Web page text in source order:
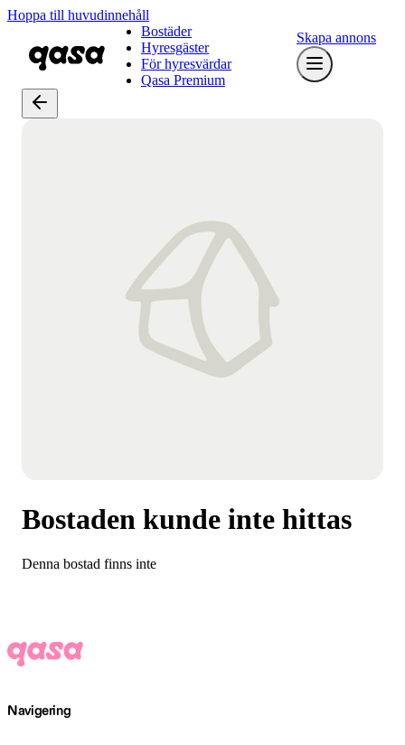
Hoppa till huvudinnehåll
Bostäder
Hyresgäster
För hyresvärdar
Qasa Premium
Skapa annons
Bostaden kunde inte hittas
Denna bostad finns inte
Navigering